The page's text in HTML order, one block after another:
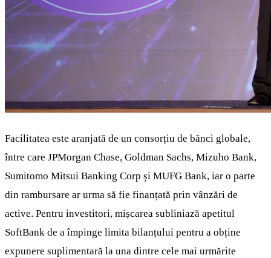
Facilitatea este aranjată de un consorțiu de bănci globale,
între care JPMorgan Chase, Goldman Sachs, Mizuho Bank,
Sumitomo Mitsui Banking Corp și MUFG Bank, iar o parte
din rambursare ar urma să fie finanțată prin vânzări de
active. Pentru investitori, mișcarea subliniază apetitul
SoftBank de a împinge limita bilanțului pentru a obține
expunere suplimentară la una dintre cele mai urmărite